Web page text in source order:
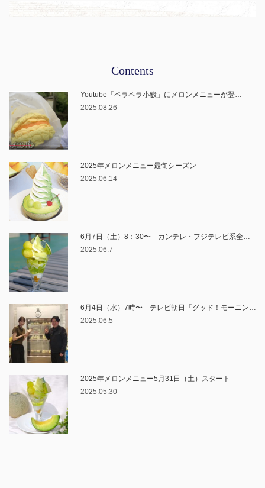
Contents
Youtube「ペラペラ小籔」にメロンメニューが登…
2025.08.26
2025年メロンメニュー最旬シーズン
2025.06.14
6月7日（土）8：30〜 カンテレ・フジテレビ系全…
2025.06.7
6月4日（水）7時〜 テレビ朝日「グッド！モーニン…
2025.06.5
2025年メロンメニュー5月31日（土）スタート
2025.05.30